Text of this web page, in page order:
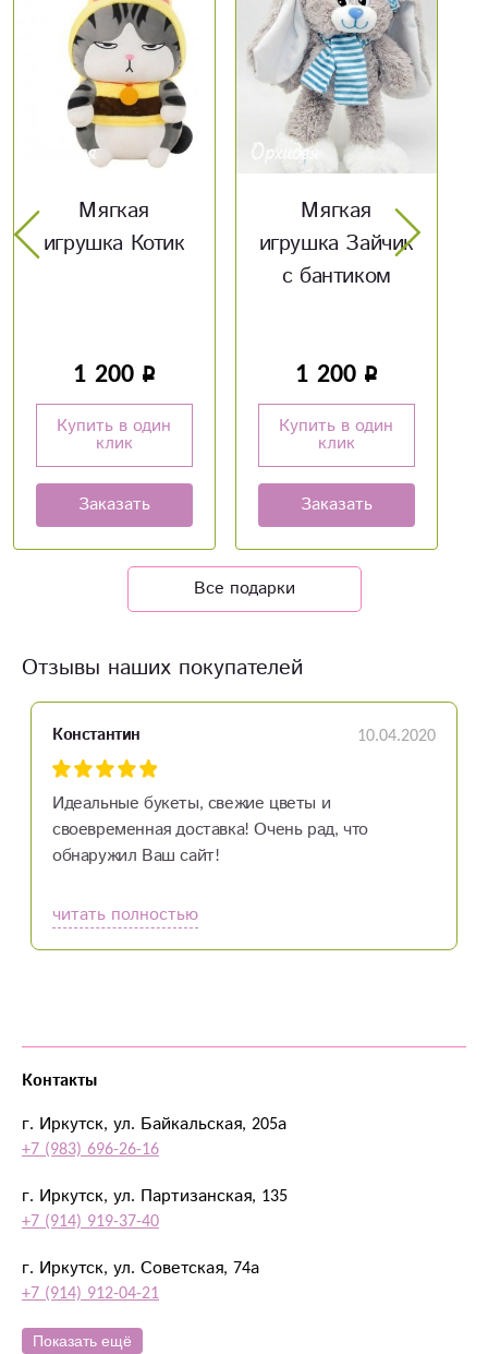
Мягкая
игрушка Зайчик
1 200
Купить в один
клик
Заказать
Мягкая
игрушка Мишка
с шарфом
2 100
Купить в один
клик
Заказать
Все подарки
Отзывы наших покупателей
Константин 10.04.2020
Идеальные букеты, свежие цветы и
своевременная доставка! Очень рад, что
обнаружил Ваш сайт!
читать полностью
Контакты
г. Иркутск, ул. Байкальская, 205а
+7 (983) 696-26-16
г. Иркутск, ул. Партизанская, 135
+7 (914) 919-37-40
г. Иркутск, ул. Советская, 74а
+7 (914) 912-04-21
Показать ещё